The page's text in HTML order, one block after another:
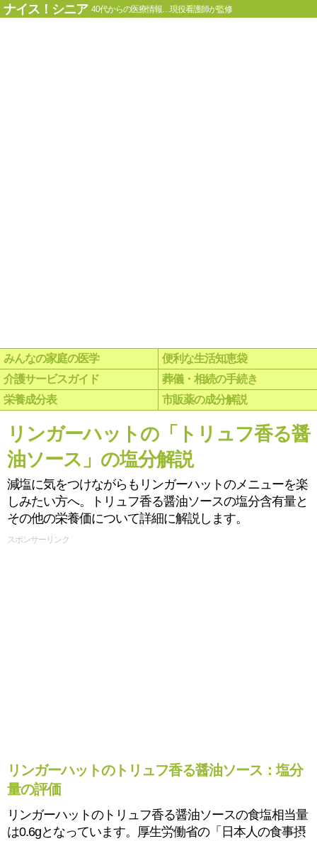
ナイス！シニア 40代からの医療情報…現役看護師が監修
みんなの家庭の医学
便利な生活知恵袋
介護サービスガイド
葬儀・相続の手続き
栄養成分表
市販薬の成分解説
リンガーハットの「トリュフ香る醤
油ソース」の塩分解説
減塩に気をつけながらもリンガーハットのメニューを楽
しみたい方へ。トリュフ香る醤油ソースの塩分含有量と
その他の栄養価について詳細に解説します。
スポンサーリンク
リンガーハットのトリュフ香る醤油ソース：塩分
量の評価
リンガーハットのトリュフ香る醤油ソースの食塩相当量
は0.6gとなっています。厚生労働省の「日本人の食事摂